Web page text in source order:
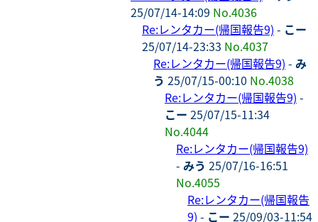
25/07/14-14:09 No.4036
Re:レンタカー(帰国報告9) - こー
25/07/14-23:33 No.4037
Re:レンタカー(帰国報告9) - み
う 25/07/15-00:10 No.4038
Re:レンタカー(帰国報告9) -
こー 25/07/15-11:34
No.4044
Re:レンタカー(帰国報告9)
- みう 25/07/16-16:51
No.4055
Re:レンタカー(帰国報告
9) - こー 25/09/03-11:54